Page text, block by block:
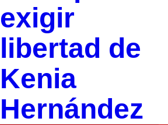
exigir
libertad de
Kenia
Hernández